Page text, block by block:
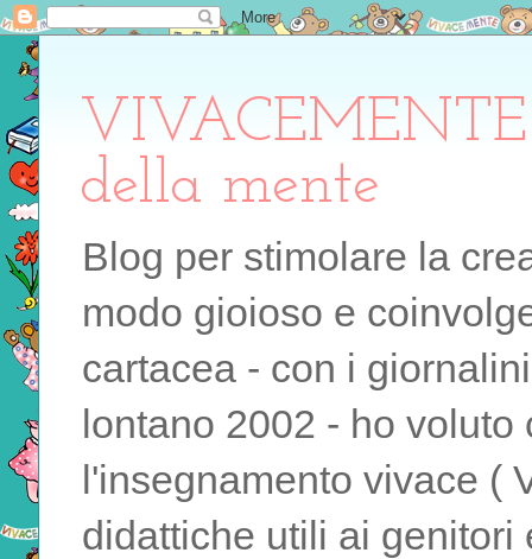
della mente
Blog per stimolare la
modo gioioso e
cartacea - con i
lontano 2002 - ho
l'insegnamento vivace (
didattiche utili ai